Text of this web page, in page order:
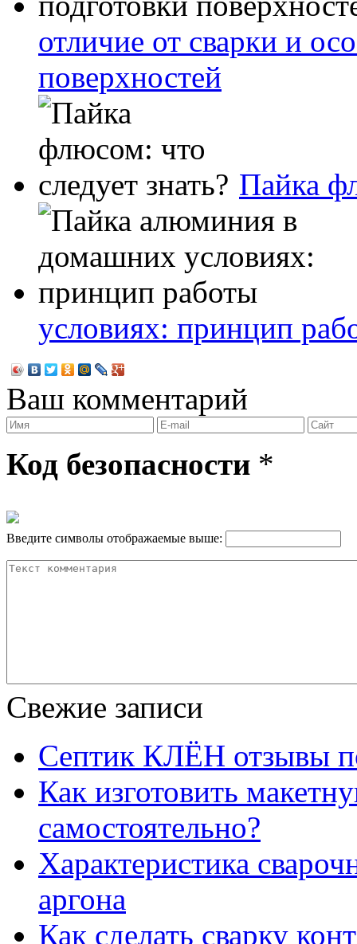
отличие от сварки и
поверхностей
Пайка
условиях: принцип
Ваш комментарий
Код безопасности *
Введите символы отображаемые выше:
Свежие записи
Септик КЛЁН отзывы
Как изготовить
самостоятельно?
Характеристика
аргона
Как сделать сварку